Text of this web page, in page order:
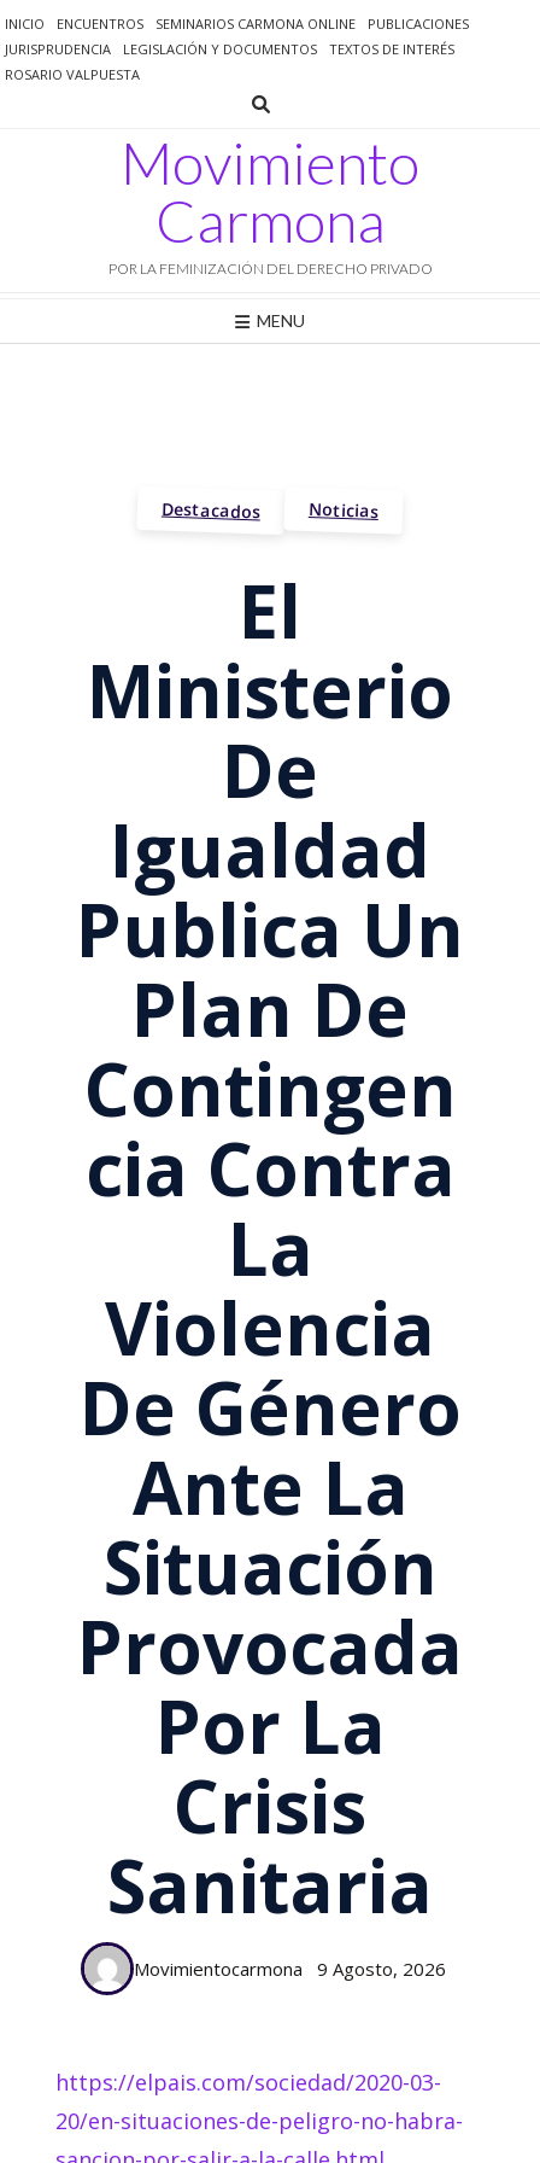
al
contenido
INICIO ENCUENTROS SEMINARIOS CARMONA ONLINE
PUBLICACIONES
JURISPRUDENCIA
LEGISLACIÓN Y DOCUMENTOS
TEXTOS DE INTERÉS
ROSARIO VALPUESTA
Movimiento
Carmona
POR LA FEMINIZACIÓN DEL DERECHO PRIVADO
MENU
Destacados Noticias
El
Ministerio
De
Igualdad
Publica Un
Plan De
Contingen
Cia Contra
La
Violencia
De Género
Ante La
Situación
Provocada
Por La
Crisis
Sanitaria
Movimientocarmona 9 Agosto, 2026
https://elpais.com/sociedad/2020-03-
20/en-situaciones-de-peligro-no-habra-